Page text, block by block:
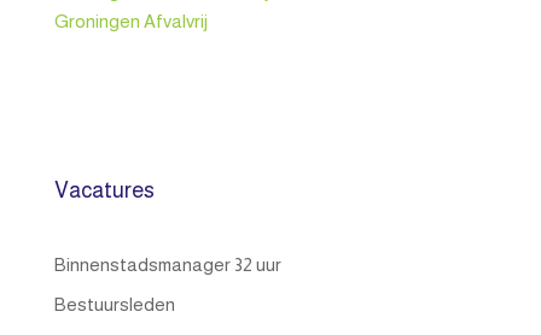
Groningen Afvalvrij
Vacatures
Binnenstadsmanager 32 uur
Bestuursleden